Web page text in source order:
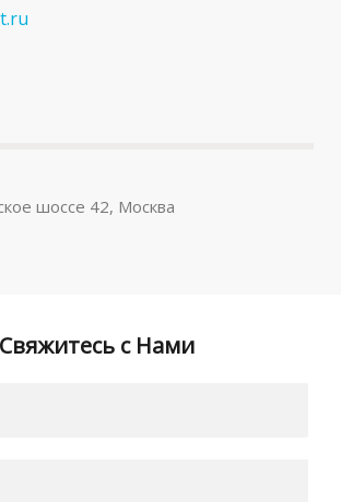
шоссе 42, Москва
Свяжитесь с Нами